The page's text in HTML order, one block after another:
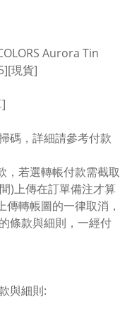
Aurora Tin
現貨]
碼，詳細請參考付款
，若選轉帳付款需截取
)上傳在訂單備注才算
轉帳圖的一律取消，
條款與細則，一經付
與細則: